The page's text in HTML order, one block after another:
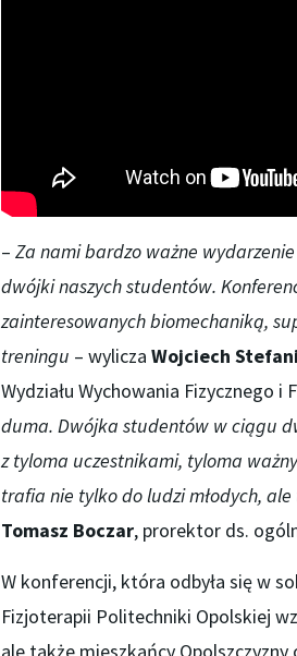
– Za nami bardzo ważne
dwójkinaszych studentów.
zainteresowanych biomechaniką,
treningu – wylicza Wojciech
Wydziału Wychowania Fizycznego
duma. Dwójka studentów w ciągu
z tyloma uczestnikami, tyloma
trafia nie tylko do ludzi młodych,
Tomasz Boczar, prorektor ds.
W konferencji, która odbyła się w
Fizjoterapii Politechniki Opolskiej
ale także mieszkańcy Opolszczyzny